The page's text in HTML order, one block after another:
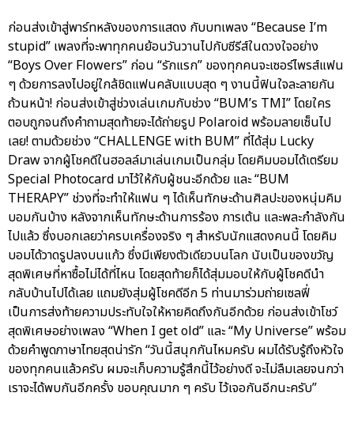
ก่อนส่งเข้าสู่พาร์ทหลังของการแสดง กับบทเพลง “Because I’m
stupid” เพลงที่จะพาทุกคนย้อนวันวานไปกับซีรีส์ในดวงใจอย่าง
“Boys Over Flowers” ก่อน “รักแรก” ของทุกคนจะเซอร์ไพรส์แฟน
ๆ ด้วยการลงไปอยู่ใกล้ชิดแฟนคลับแบบสุด ๆ งานนี้ฟินใจละลายกัน
ถ้วนหน้า! ก่อนส่งเข้าสู่ช่วงเล่นเกมกับช่วง “BUM’s TMI” โดยใคร
ตอบถูกจนถึงคำถามสุดท้ายจะได้ถ่ายรูป Polaroid พร้อมลายเซ็นไป
เลย! ตามด้วยช่วง “CHALLENGE with BUM” ที่ได้สุ่ม Lucky
Draw จากผู้โชคดีในฮอลล์มาเล่นเกมเป็นกลุ่ม โดยคิมบอมได้เตรียม
Special Photocard มาไว้ให้กับผู้ชนะอีกด้วย และ “BUM
THERAPY” ช่วงที่จะทำให้แฟน ๆ ได้เห็นทักษะด้านศิลปะของหนุ่มคิม
บอมกันบ้าง หลังจากเห็นทักษะด้านการร้อง การเต้น และพละกำลังกัน
ไปแล้ว ซึ่งบอกเลยว่าครบเครื่องจริง ๆ สำหรับนักแสดงคนนี้ โดยคิม
บอมได้วาดรูปลงบนแก้ว ซึ่งมีเพียงตัวเดียวบนโลก นับเป็นของขวัญ
สุดพิเศษที่หาซื้อไม่ได้ที่ไหน โดยสุดท้ายก็ได้สุ่มมอบให้กับผู้โชคดีนำ
กลับบ้านไปได้เลย แถมยังสุ่มผู้โชคดีอีก 5 ท่านมาร่วมถ่ายเซลฟี่
เป็นการส่งท้ายความประทับใจให้หายคิดถึงกันอีกด้วย ก่อนส่งเข้าโชว์
สุดพิเศษอย่างเพลง “When I get old” และ “My Universe” พร้อม
ด้วยคำพูดภาษาไทยสุดน่ารัก “วันนี้สนุกกันไหมครับ ผมได้รับรู้ถึงหัวใจ
ของทุกคนแล้วครับ ผมจะเก็บความรู้สึกนี้ไว้อย่างดี จะไม่ลืมเลยจนกว่า
เราจะได้พบกันอีกครั้ง ขอบคุณมาก ๆ ครับ ไว้เจอกันอีกนะครับ”